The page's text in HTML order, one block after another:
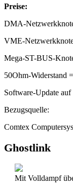
Preise:
DMA-
VME-
Mega-ST-BUS-
50Ohm-Widerstand
Software-Update
Bezugsquelle:
Comtex
Ghostlink
Mit Volldampf